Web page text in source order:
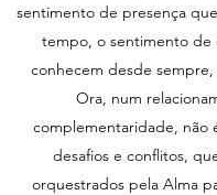
sentimento de presença
tempo, o sentimento de
conhecem desde sempre,
Ora, num
complementaridade, não
desafios e conflitos,
orquestrados pela Alma